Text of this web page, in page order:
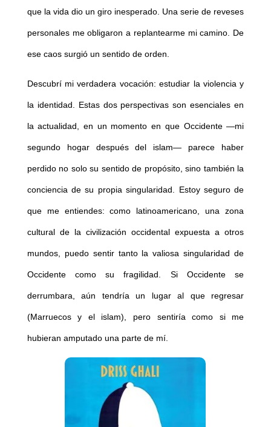
que la vida dio un giro inesperado. Una serie de reveses
personales me obligaron a replantearme mi camino. De
ese caos surgió un sentido de orden.
Descubrí mi verdadera vocación: estudiar la violencia y
la identidad. Estas dos perspectivas son esenciales en
la actualidad, en un momento en que Occidente —mi
segundo hogar después del islam— parece haber
perdido no solo su sentido de propósito, sino también la
conciencia de su propia singularidad. Estoy seguro de
que me entiendes: como latinoamericano, una zona
cultural de la civilización occidental expuesta a otros
mundos, puedo sentir tanto la valiosa singularidad de
Occidente como su fragilidad. Si Occidente se
derrumbara, aún tendría un lugar al que regresar
(Marruecos y el islam), pero sentiría como si me
hubieran amputado una parte de mí.